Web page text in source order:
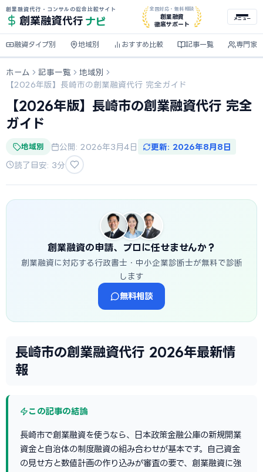
創業融資代行・コンサルの総合比較サイト
創業融資代行 ナビ
全国対応・無料相談
創業融資
徹底サポート
メニュー
融資タイプ別 地域別 おすすめ比較 記事一覧 専門家
ホーム 記事一覧
地域別
【2026年版】長崎市の創業融資代行 完全ガイド
【2026年版】長崎市の創業融資代行 完全
ガイド
地域別 公開: 2026年3月4日 更新: 2026年8月8日
読了目安: 3分
創業融資の申請、プロに任せませんか？
創業融資に対応する行政書士・中小企業診断士が無料で診断
します
無料相談
長崎市の創業融資代行 2026年最新情
報
この記事の結論
長崎市で創業融資を使うなら、日本政策金融公庫の新規開業
資金と自治体の制度融資の組み合わせが基本です。自己資金
の見せ方と数値計画の作り込みが審査の要で、創業融資に強